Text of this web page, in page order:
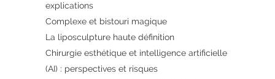
explications
Complexe et bistouri magique
La liposculpture haute définition
Chirurgie esthétique et intelligence artificielle
(AI) : perspectives et risques